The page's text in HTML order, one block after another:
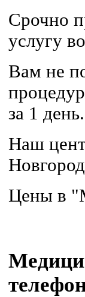
Срочно
услугу
Вам не
за 1 день.
Наш
Цены в